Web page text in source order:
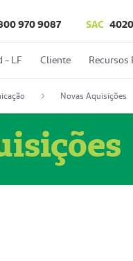
970 9087 SAC
- LF Cliente Recursos
Novas Aquisições